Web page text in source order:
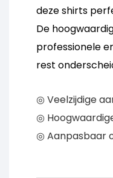
deze shirts
De
professionele
rest
◎ Veelzijdige
◎
◎ Aanpasbaar